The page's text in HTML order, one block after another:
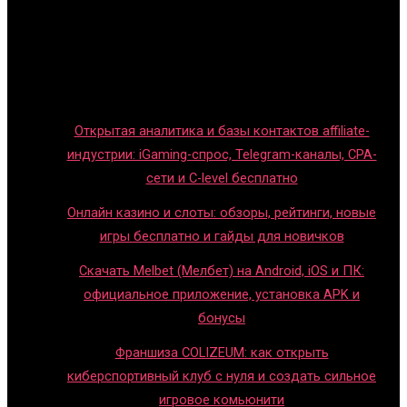
Открытая аналитика и базы контактов affiliate-
индустрии: iGaming-спрос, Telegram-каналы, CPA-
сети и C-level бесплатно
Онлайн казино и слоты: обзоры, рейтинги, новые
игры бесплатно и гайды для новичков
Скачать Melbet (Мелбет) на Android, iOS и ПК:
официальное приложение, установка APK и
бонусы
Франшиза COLIZEUM: как открыть
киберспортивный клуб с нуля и создать сильное
игровое комьюнити